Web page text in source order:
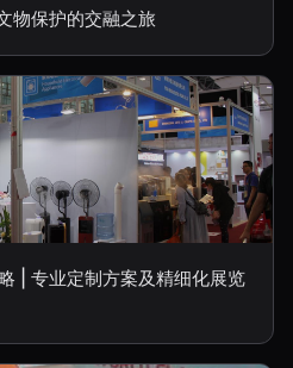
物保护的交融之旅
| 专业定制方案及精细化展览